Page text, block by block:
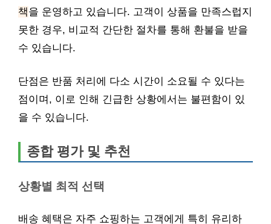
책을 운영하고 있습니다. 고객이 상품을 만족스럽지
못한 경우, 비교적 간단한 절차를 통해 환불을 받을
수 있습니다.
단점은 반품 처리에 다소 시간이 소요될 수 있다는
점이며, 이로 인해 긴급한 상황에서는 불편함이 있
을 수 있습니다.
종합 평가 및 추천
상황별 최적 선택
배송 혜택은 자주 쇼핑하는 고객에게 특히 유리하